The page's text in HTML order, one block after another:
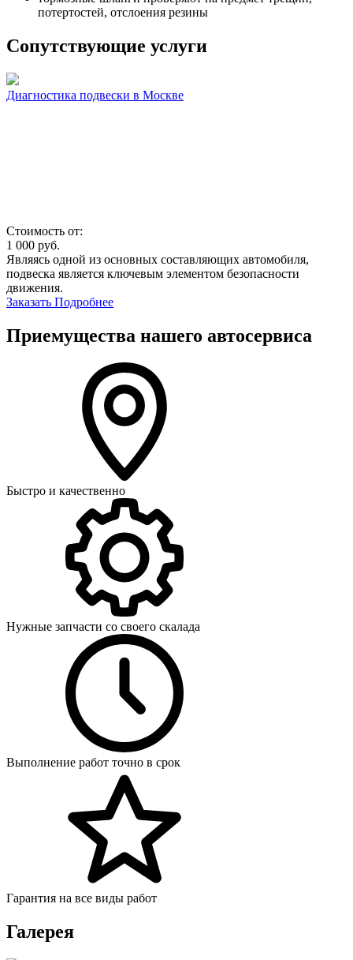
потертостей, отслоения резины
Сопутствующие услуги
Диагностика подвески в Москве
Стоимость от:
1 000 руб.
Являясь одной из основных составляющих автомобиля,
подвеска является ключевым элементом безопасности
движения.
Заказать Подробнее
Приемущества нашего автосервиса
Быстро и качественно
Нужные запчасти со своего скалада
Выполнение работ точно в срок
Гарантия на все виды работ
Галерея